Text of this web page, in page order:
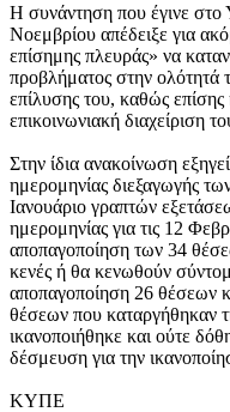
Η συνάντηση που έγινε στο
Νοεμβρίου απέδειξε για
επίσημης πλευράς» να
προβλήματος στην ολότητά
επίλυσης του, καθώς επίσης
επικοινωνιακή διαχείριση
Στην ίδια ανακοίνωση
ημερομηνίας διεξαγωγής
Ιανουάριο γραπτών
ημερομηνίας για τις 12
αποπαγοποίηση των 34
κενές ή θα κενωθούν
αποπαγοποίηση 26 θέσεων
θέσεων που καταργήθηκαν
ικανοποιήθηκε και ούτε
δέσμευση για την
ΚΥΠΕ